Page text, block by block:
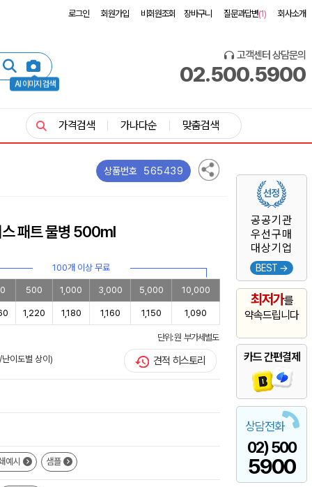
로그인 회원가입 비회원조회 장바구니 질문과답변(1) 회사소개
AI 이미지 검색
고객센터 상담문의
02.500.5900
공공기관
우선구매
대상기업
BEST →
최저가를
약속드립니다
카드 간편결제
상담전화
02) 500
5900
가격검색 가나다순 맞춤검색
상품번호 565439
스 패트 물병 500ml
100개 이상 무료
500 1,000 3,000 5,000 10,000
1,220 1,180 1,160 1,150 1,090
단위: 원 부가세별도
이도별 상이) 견적 히스토리
예시 샘플